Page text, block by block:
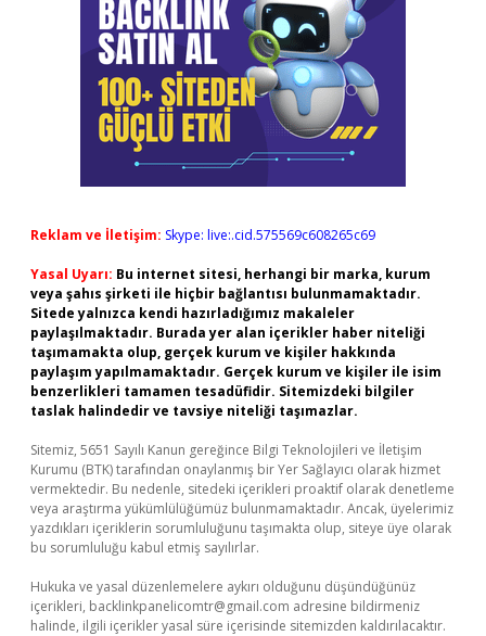
Reklam ve İletişim: Skype: live:.cid.575569c608265c69
Yasal Uyarı: Bu internet sitesi, herhangi bir marka, kurum
veya şahıs şirketi ile hiçbir bağlantısı bulunmamaktadır.
Sitede yalnızca kendi hazırladığımız makaleler
paylaşılmaktadır. Burada yer alan içerikler haber niteliği
taşımamakta olup, gerçek kurum ve kişiler hakkında
paylaşım yapılmamaktadır. Gerçek kurum ve kişiler ile isim
benzerlikleri tamamen tesadüfidir. Sitemizdeki bilgiler
taslak halindedir ve tavsiye niteliği taşımazlar.
Sitemiz, 5651 Sayılı Kanun gereğince Bilgi Teknolojileri ve İletişim
Kurumu (BTK) tarafından onaylanmış bir Yer Sağlayıcı olarak hizmet
vermektedir. Bu nedenle, sitedeki içerikleri proaktif olarak denetleme
veya araştırma yükümlülüğümüz bulunmamaktadır. Ancak, üyelerimiz
yazdıkları içeriklerin sorumluluğunu taşımakta olup, siteye üye olarak
bu sorumluluğu kabul etmiş sayılırlar.
Hukuka ve yasal düzenlemelere aykırı olduğunu düşündüğünüz
içerikleri, backlinkpanelicomtr@gmail.com adresine bildirmeniz
halinde, ilgili içerikler yasal süre içerisinde sitemizden kaldırılacaktır.